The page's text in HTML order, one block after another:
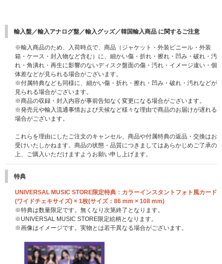
輸入盤／輸入アナログ盤／輸入グッズ／韓国輸入商品 に関するご注意
※輸入商品のため、入荷時点で、商品（ジャケット・外装ビニール・外装
箱・ケース・封入物など含む）に、細かい傷・折れ・擦れ・凹み・破れ・汚
れ・角潰れ・再生に影響のないディスク盤面の傷・汚れ・イメージ違い・個
体差などが見られる場合がございます。
※付属特典なども同様に、細かい傷・折れ・擦れ・凹み・破れ・汚れなどが
見られる場合がございます。
※商品の収録・封入内容が事前告知なく変更になる場合がございます。
※発売元や輸入流通事情および天候など様々な理由で商品のお届けが遅れる
場合がございます。
これらを理由にしたご注文のキャンセル、商品や付属特典の返品・交換はお
受けいたしかねます。商品の状態・品質につきましてはあらかじめご了承の
上、ご購入いただけますようお願い申し上げます。
特典
UNIVERSAL MUSIC STORE限定特典：カラーインスタントフォト風カード
(ワイドチェキサイズ) × 1枚(サイズ：86 mm × 108 mm)
※特典は数量限定です。無くなり次第終了となります。
※UNIVERSAL MUSIC STORE限定絵柄となります。
※画像はイメージです。実物とは若干異なる場合がございます。